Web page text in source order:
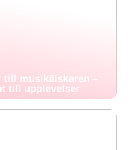
till musikälskaren –
till upplevelser